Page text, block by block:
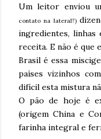
Um leitor enviou
contato na lateral?)
ingredientes, linhas
receita. E não é que
Brasil é essa
países vizinhos
difícil esta mistura
O pão de hoje é
(origem China e
farinha integral e